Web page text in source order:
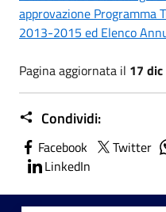
approvazione Programma
2013-2015 ed Elenco
Pagina aggiornata il 17
Condividi:
Facebook Twitter
LinkedIn